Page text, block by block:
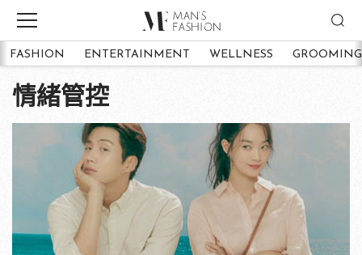
FASHION ENTERTAINMENT WELLNESS GROOMING
情緒管控